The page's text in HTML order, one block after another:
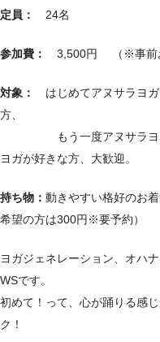
定員： 24名
参加費： 3,500円 （※事前
対象：
はじめてアヌサラヨ
方、
もう一度アヌサラヨガの
ヨガが好きな方、大歓迎。
持ち物： 動きやすい格好のお
希望の方は300円※要予約）
ヨガジェネレーション、オハ
WSです。
初めて！って、心が踊りる感
ク！